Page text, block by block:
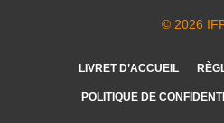
© 2026
LIVRET D’ACCUEIL
POLITIQUE DE